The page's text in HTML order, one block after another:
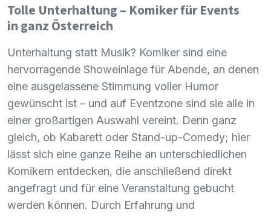
Tolle Unterhaltung – Komiker für Events
in ganz Österreich
Unterhaltung statt Musik? Komiker sind eine
hervorragende Showeinlage für Abende, an denen
eine ausgelassene Stimmung voller Humor
gewünscht ist – und auf Eventzone sind sie alle in
einer großartigen Auswahl vereint. Denn ganz
gleich, ob Kabarett oder Stand-up-Comedy; hier
lässt sich eine ganze Reihe an unterschiedlichen
Komikern entdecken, die anschließend direkt
angefragt und für eine Veranstaltung gebucht
werden können. Durch Erfahrung und